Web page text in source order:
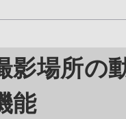
影場所の
能